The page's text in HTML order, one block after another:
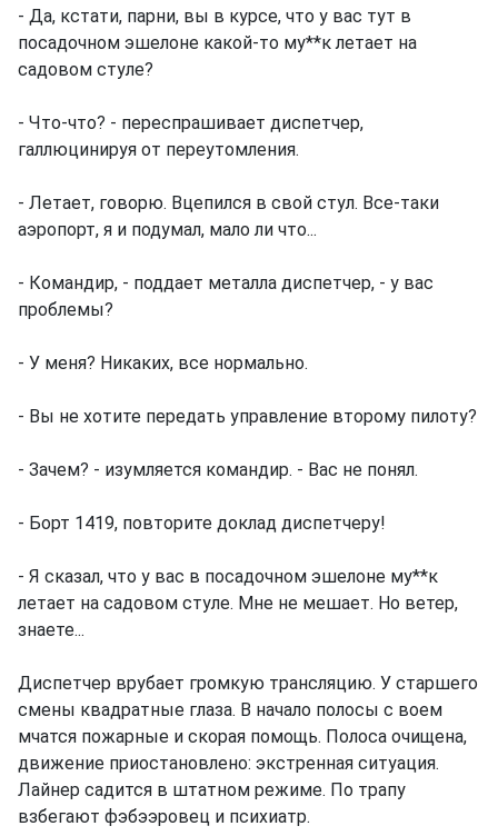
- Да, кстати, парни, вы в курсе, что у вас тут в
посадочном эшелоне какой-то му**к летает на
садовом стуле?
- Что-что? - переспрашивает диспетчер,
галлюцинируя от переутомления.
- Летает, говорю. Вцепился в свой стул. Все-таки
аэропорт, я и подумал, мало ли что...
- Командир, - поддает металла диспетчер, - у вас
проблемы?
- У меня? Никаких, все нормально.
- Вы не хотите передать управление второму пилоту?
- Зачем? - изумляется командир. - Вас не понял.
- Борт 1419, повторите доклад диспетчеру!
- Я сказал, что у вас в посадочном эшелоне му**к
летает на садовом стуле. Мне не мешает. Но ветер,
знаете...
Диспетчер врубает громкую трансляцию. У старшего
смены квадратные глаза. В начало полосы с воем
мчатся пожарные и скорая помощь. Полоса очищена,
движение приостановлено: экстренная ситуация.
Лайнер садится в штатном режиме. По трапу
взбегают фэбээровец и психиатр.